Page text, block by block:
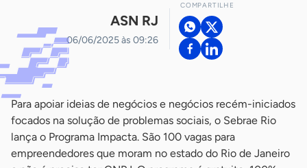
ASN RJ
06/06/2025 às 09:26
COMPARTILHE
Para apoiar ideias de negócios e negócios recém-iniciados
focados na solução de problemas sociais, o Sebrae Rio
lança o Programa Impacta. São 100 vagas para
empreendedores que moram no estado do Rio de Janeiro